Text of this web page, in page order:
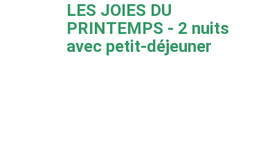
LES JOIES DU
PRINTEMPS - 2 nuits
avec petit-déjeuner